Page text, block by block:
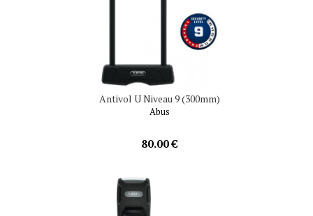
Antivol U Niveau 9 (300mm)
Abus
80.00 €